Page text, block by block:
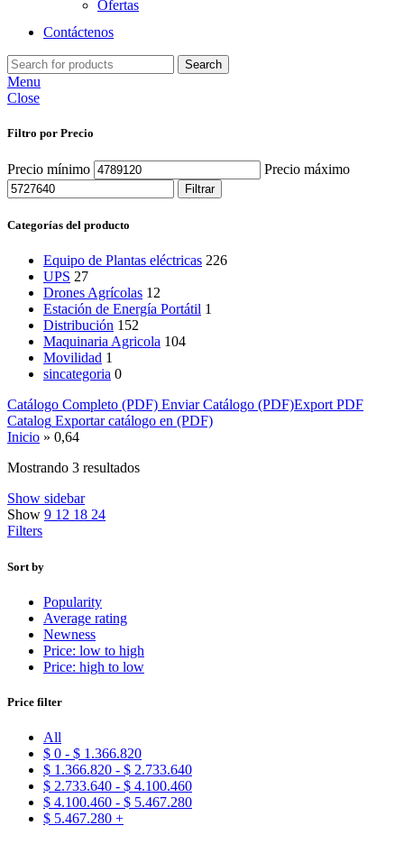
Ofertas
Contáctenos
Search
Menu
Close
Filtro por Precio
Precio mínimo Precio máximo
Filtrar
Categorías del producto
Equipo de Plantas eléctricas 226
UPS 27
Drones Agrícolas 12
Estación de Energía Portátil 1
Distribución 152
Maquinaria Agricola 104
Movilidad 1
sincategoria 0
Catálogo Completo (PDF) Enviar Catálogo (PDF)Export PDF
Catalog Exportar catálogo en (PDF)
Inicio » 0,64
Mostrando 3 resultados
Show sidebar
Show 9 12 18 24
Filters
Sort by
Popularity
Average rating
Newness
Price: low to high
Price: high to low
Price filter
All
$ 0 - $ 1.366.820
$ 1.366.820 - $ 2.733.640
$ 2.733.640 - $ 4.100.460
$ 4.100.460 - $ 5.467.280
$ 5.467.280 +